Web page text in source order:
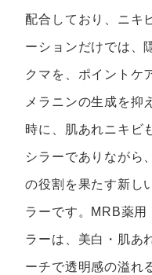
配合しており、ニキ
ーションだけでは、
クマを、ポイントケ
メラニンの生成を抑
時に、肌あれニキビ
シラーでありながら
の役割を果たす新し
ラーです。MRB薬
ラーは、美白・肌あ
ーチで透明感の溢れ